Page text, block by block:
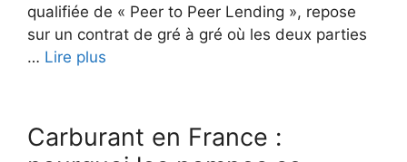
qualifiée de « Peer to Peer Lending », repose
sur un contrat de gré à gré où les deux parties
… Lire plus
Carburant en France :